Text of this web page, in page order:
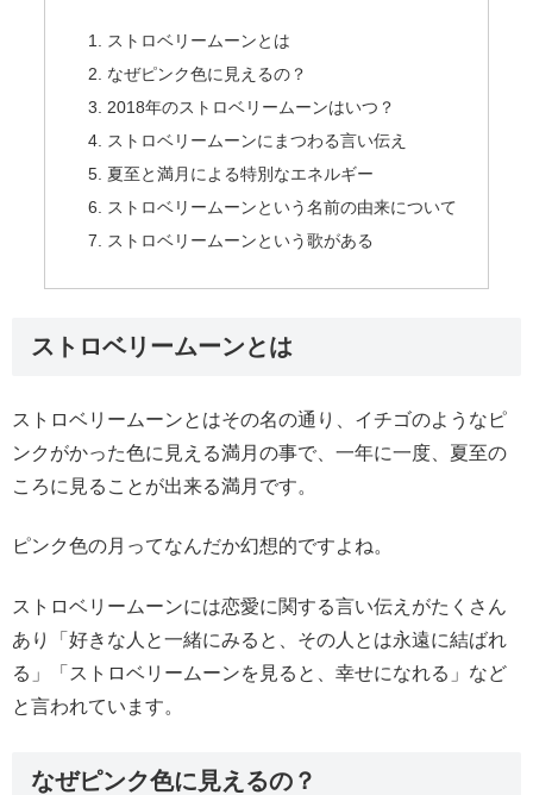
ストロベリームーンとは
なぜピンク色に見えるの？
2018年のストロベリームーンはいつ？
ストロベリームーンにまつわる言い伝え
夏至と満月による特別なエネルギー
ストロベリームーンという名前の由来について
ストロベリームーンという歌がある
ストロベリームーンとは
ストロベリームーンとはその名の通り、イチゴのようなピ
ンクがかった色に見える満月の事で、一年に一度、夏至の
ころに見ることが出来る満月です。
ピンク色の月ってなんだか幻想的ですよね。
ストロベリームーンには恋愛に関する言い伝えがたくさん
あり「好きな人と一緒にみると、その人とは永遠に結ばれ
る」「ストロベリームーンを見ると、幸せになれる」など
と言われています。
なぜピンク色に見えるの？